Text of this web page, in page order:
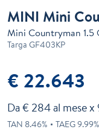
MINI Mini
Mini Countryman 1.5
Targa GF403KP
€ 22.643
Da € 284al mese x
TAN 8.46% TAEG9.99%